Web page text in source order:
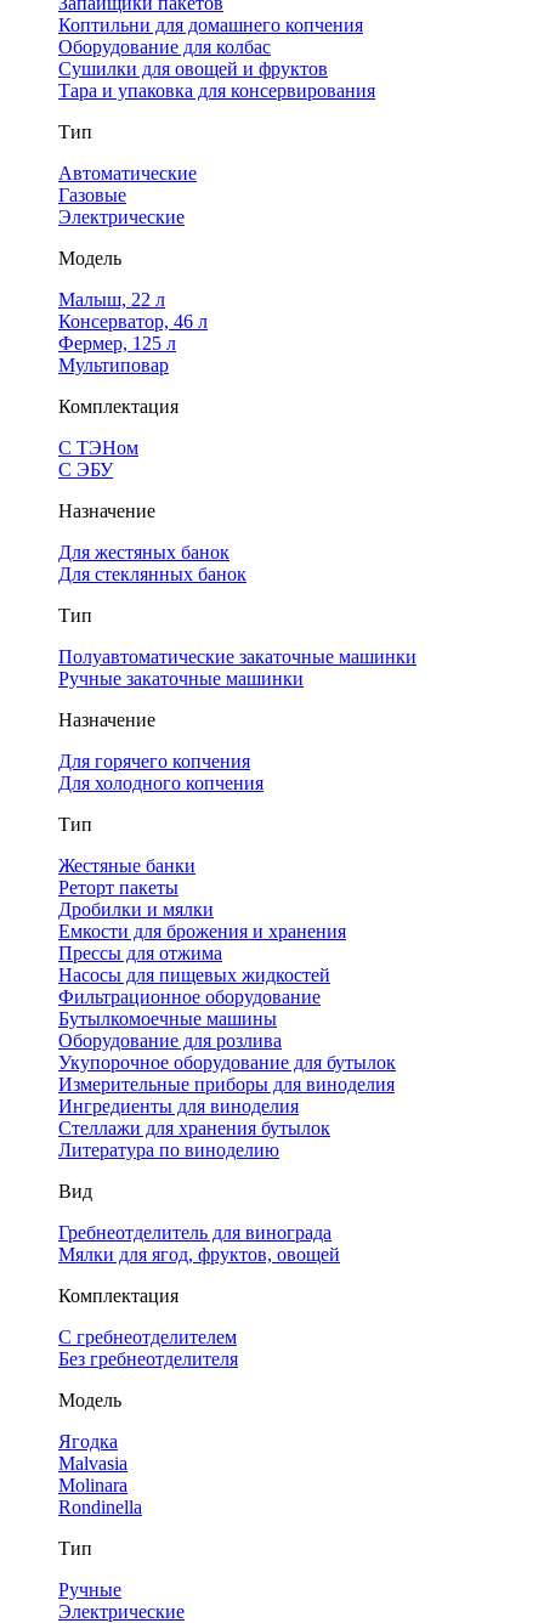
Коптильни для домашнего копчения
Оборудование для колбас
Сушилки для овощей и фруктов
Тара и упаковка для консервирования
Тип
Автоматические
Газовые
Электрические
Модель
Малыш, 22 л
Консерватор, 46 л
Фермер, 125 л
Мультиповар
Комплектация
С ТЭНом
С ЭБУ
Назначение
Для жестяных банок
Для стеклянных банок
Тип
Полуавтоматические закаточные машинки
Ручные закаточные машинки
Назначение
Для горячего копчения
Для холодного копчения
Тип
Жестяные банки
Реторт пакеты
Дробилки и мялки
Емкости для брожения и хранения
Прессы для отжима
Насосы для пищевых жидкостей
Фильтрационное оборудование
Бутылкомоечные машины
Оборудование для розлива
Укупорочное оборудование для бутылок
Измерительные приборы для виноделия
Ингредиенты для виноделия
Стеллажи для хранения бутылок
Литература по виноделию
Вид
Гребнеотделитель для винограда
Мялки для ягод, фруктов, овощей
Комплектация
С гребнеотделителем
Без гребнеотделителя
Модель
Ягодка
Malvasia
Molinara
Rondinella
Тип
Ручные
Электрические